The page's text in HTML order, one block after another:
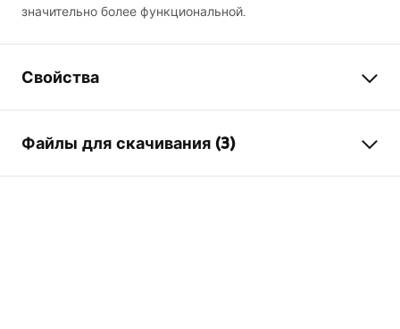
значительно более функциональной.
Свойства
Способ монтажа
Напольный
Цвет
матовое золото
Файлы для скачивания (3)